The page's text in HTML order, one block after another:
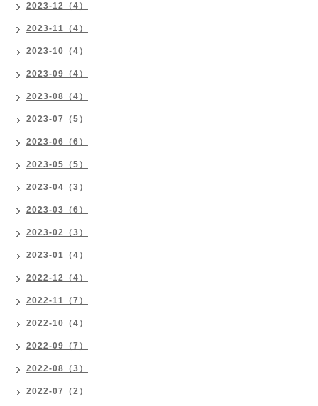
2023-12（4）
2023-11（4）
2023-10（4）
2023-09（4）
2023-08（4）
2023-07（5）
2023-06（6）
2023-05（5）
2023-04（3）
2023-03（6）
2023-02（3）
2023-01（4）
2022-12（4）
2022-11（7）
2022-10（4）
2022-09（7）
2022-08（3）
2022-07（2）